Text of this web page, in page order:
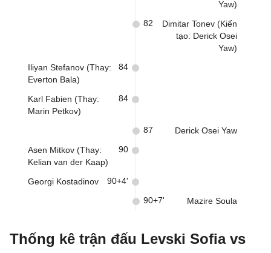
Yaw)
Dimitar Tonev (Kiến
tạo: Derick Osei
Yaw)
82
Iliyan Stefanov (Thay:
Everton Bala)
84
Karl Fabien (Thay:
Marin Petkov)
84
Derick Osei Yaw
87
Asen Mitkov (Thay:
Kelian van der Kaap)
90
Georgi Kostadinov 90+4'
Mazire Soula
90+7'
Thống kê trận đấu Levski Sofia vs